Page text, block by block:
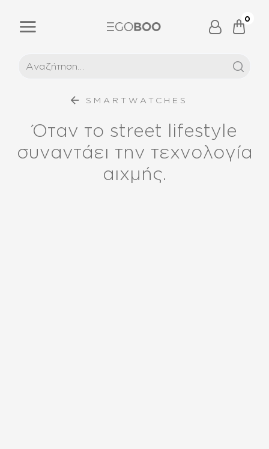
0
SMARTWATCHES
Όταν το street lifestyle
συναντάει την τεχνολογία
αιχμής.